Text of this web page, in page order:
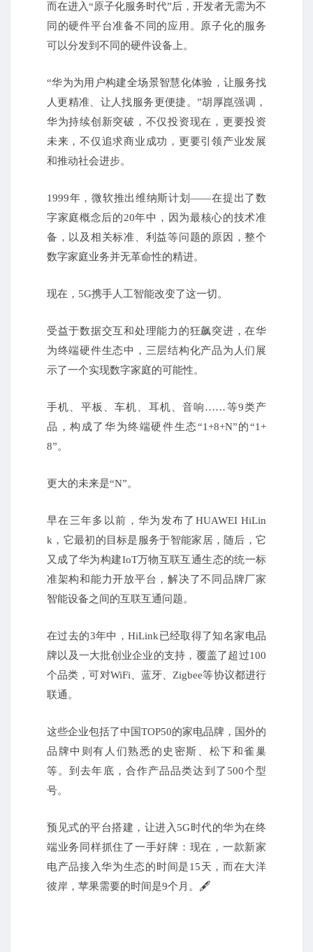
而在进入“原子化服务时代”后，开发者无需为不
同的硬件平台准备不同的应用。 原子化的服务
可以分发到不同的硬件设备上。
“华为为用户构建全场景智慧化体验，让服务找
人更精准、让人找服务更便捷。 ”胡厚崑强调，
华为持续创新突破，不仅投资现在，更要投资
未来，不仅追求商业成功，更要引领产业发展
和推动社会进步。
1999年，微软推出维纳斯计划——在提出了数
字家庭概念后的20年中，因为最核心的技术准
备，以及相关标准、利益等问题的原因，整个
数字家庭业务并无革命性的精进。
现在，5G携手人工智能改变了这一切。
受益于数据交互和处理能力的狂飙突进，在华
为终端硬件生态中，三层结构化产品为人们展
示了一个实现数字家庭的可能性。
手机、平板、车机、耳机、音响……等9类产
品，构成了华为终端硬件生态“1+8+N”的“1+
8”。
更大的未来是“N”。
早在三年多以前，华为发布了HUAWEI HiLin
k，它最初的目标是服务于智能家居，随后，它
又成了华为构建IoT万物互联互通生态的统一标
准架构和能力开放平台，解决了不同品牌厂家
智能设备之间的互联互通问题。
在过去的3年中，HiLink已经取得了知名家电品
牌以及一大批创业企业的支持，覆盖了超过100
个品类，可对WiFi、蓝牙、Zigbee等协议都进行
联通。
这些企业包括了中国TOP50的家电品牌，国外的
品牌中则有人们熟悉的史密斯、松下和雀巢
等。到去年底，合作产品品类达到了500个型
号。
预见式的平台搭建，让进入5G时代的华为在终
端业务同样抓住了一手好牌： 现在，一款新家
电产品接入华为生态的时间是15天，而在大洋
彼岸，苹果需要的时间是9个月。 🖋